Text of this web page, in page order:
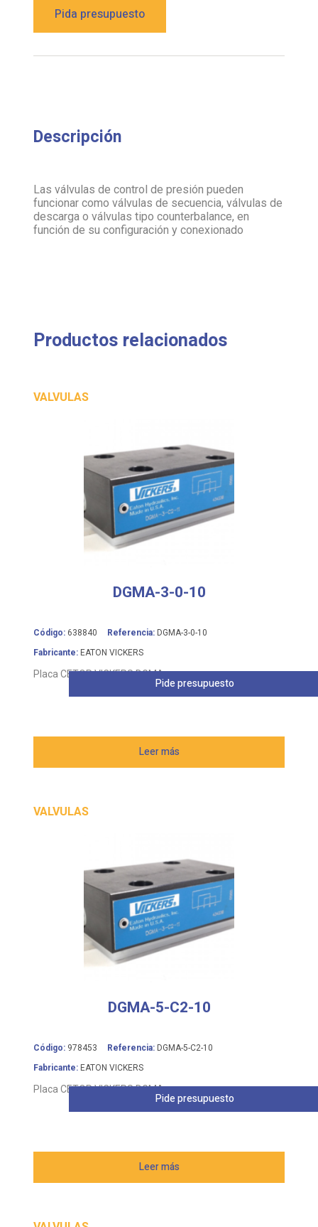
Pida presupuesto
Descripción
Las válvulas de control de presión pueden
funcionar como válvulas de secuencia, válvulas de
descarga o válvulas tipo counterbalance, en
función de su configuración y conexionado
Productos relacionados
VALVULAS
DGMA-3-0-10
Código: 638840 Referencia: DGMA-3-0-10
Fabricante: EATON VICKERS
Placa CETOP VICKERS DGMA
Leer más
Pide presupuesto
VALVULAS
DGMA-5-C2-10
Código: 978453 Referencia: DGMA-5-C2-10
Fabricante: EATON VICKERS
Placa CETOP VICKERS DGMA
Leer más
Pide presupuesto